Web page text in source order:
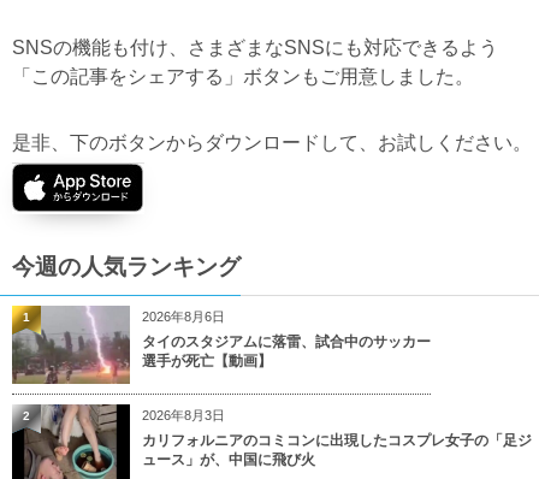
SNSの機能も付け、さまざまなSNSにも対応できるよう
「この記事をシェアする」ボタンもご用意しました。
是非、下のボタンからダウンロードして、お試しください。
今週の人気ランキング
2026年8月6日
タイのスタジアムに落雷、試合中のサッカー
選手が死亡【動画】
1
2026年8月3日
カリフォルニアのコミコンに出現したコスプレ女子の「足ジ
ュース」が、中国に飛び火
2